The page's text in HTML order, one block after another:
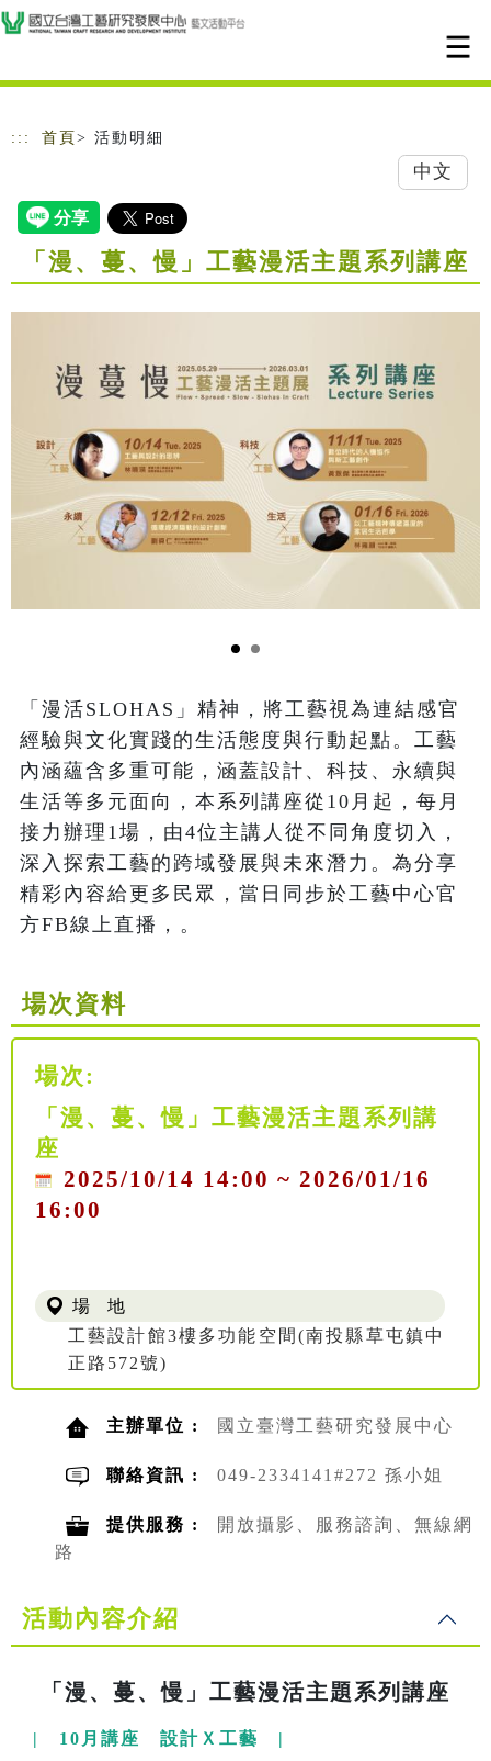
跳到主要內容
網站導覽
::: 首頁 > 活動明細
中文
「漫、蔓、慢」工藝漫活主題系列講座
「漫活SLOHAS」精神，將工藝視為連結感官
經驗與文化實踐的生活態度與行動起點。工藝
內涵蘊含多重可能，涵蓋設計、科技、永續與
生活等多元面向，本系列講座從10月起，每月
接力辦理1場，由4位主講人從不同角度切入，
深入探索工藝的跨域發展與未來潛力。為分享
精彩內容給更多民眾，當日同步於工藝中心官
方FB線上直播，。
場次資料
場次:
「漫、蔓、慢」工藝漫活主題系列講
座
2025/10/14 14:00 ~ 2026/01/16
16:00
場 地
工藝設計館3樓多功能空間(南投縣草屯鎮中
正路572號)
主辦單位 : 國立臺灣工藝研究發展中心
聯絡資訊 : 049-2334141#272 孫小姐
提供服務 :
開放攝影、服務諮詢、無線網
路
活動內容介紹
「漫、蔓、慢」工藝漫活主題系列講座
| 10月講座 設計Ｘ工藝 |